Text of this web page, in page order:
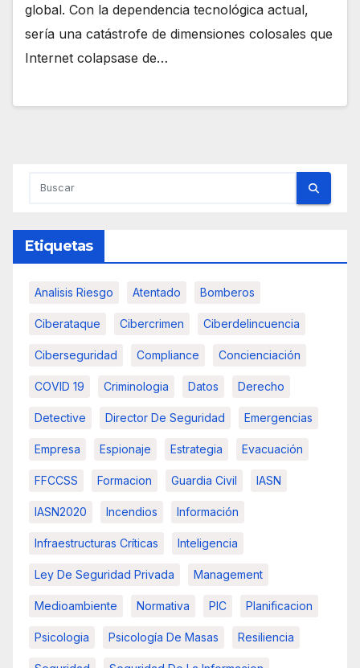
global. Con la dependencia tecnológica actual,
sería una catástrofe de dimensiones colosales que
Internet colapsase de…
Etiquetas
Analisis Riesgo Atentado Bomberos
Ciberataque Cibercrimen Ciberdelincuencia
Ciberseguridad Compliance Concienciación
COVID 19 Criminologia Datos Derecho
Detective Director De Seguridad Emergencias
Empresa Espionaje Estrategia Evacuación
FFCCSS Formacion Guardia Civil IASN
IASN2020 Incendios Información
Infraestructuras Críticas Inteligencia
Ley De Seguridad Privada Management
Medioambiente Normativa PIC Planificacion
Psicologia Psicología De Masas Resiliencia